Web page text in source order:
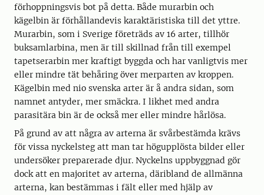
förhoppningsvis bot på detta. Både murarbin och
kägelbin är förhållandevis karaktäristiska till det yttre.
Murarbin, som i Sverige företräds av 16 arter, tillhör
buksamlarbina, men är till skillnad från till exempel
tapetserarbin mer kraftigt byggda och har vanligtvis mer
eller mindre tät behåring över merparten av kroppen.
Kägelbin med nio svenska arter är å andra sidan, som
namnet antyder, mer smäckra. I likhet med andra
parasitära bin är de också mer eller mindre hårlösa.
På grund av att några av arterna är svårbestämda krävs
för vissa nyckelsteg att man tar högupplösta bilder eller
undersöker preparerade djur. Nyckelns uppbyggnad gör
dock att en majoritet av arterna, däribland de allmänna
arterna, kan bestämmas i fält eller med hjälp av